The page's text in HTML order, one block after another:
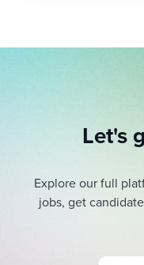
Let's
Explore our full
jobs, get